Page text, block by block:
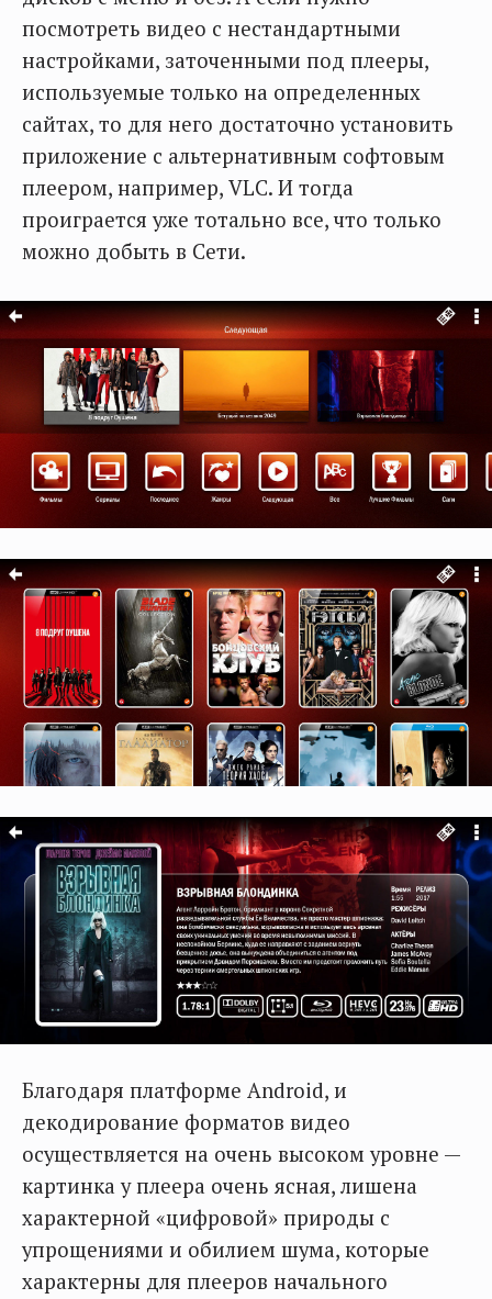
посмотреть видео с нестандартными
настройками, заточенными под плееры,
используемые только на определенных
сайтах, то для него достаточно установить
приложение с альтернативным софтовым
плеером, например, VLC. И тогда
проиграется уже тотально все, что только
можно добыть в Сети.
Благодаря платформе Android, и
декодирование форматов видео
осуществляется на очень высоком уровне —
картинка у плеера очень ясная, лишена
характерной «цифровой» природы с
упрощениями и обилием шума, которые
характерны для плееров начального